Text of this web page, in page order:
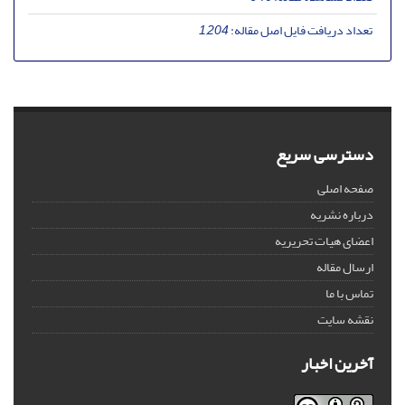
تعداد دریافت فایل اصل مقاله:1,204
دسترسی سریع
صفحه اصلی
درباره نشریه
اعضای هیات تحریریه
ارسال مقاله
تماس با ما
نقشه سایت
آخرین اخبار